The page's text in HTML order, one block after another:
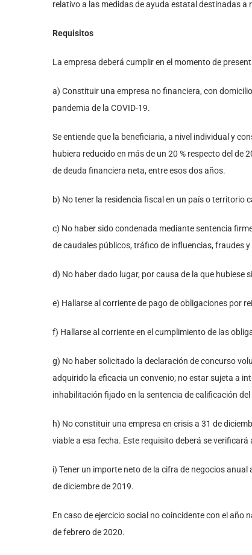
relativo a las medidas de ayuda estatal destinadas a
Requisitos
La empresa deberá cumplir en el momento de
a) Constituir una empresa no financiera, con
pandemia de la COVID-19.
Se entiende que la beneficiaria, a nivel individual y
hubiera reducido en más de un 20 % respecto del
de deuda financiera neta, entre esos dos años.
b) No tener la residencia fiscal en un país o
c) No haber sido condenada mediante sentencia
de caudales públicos, tráfico de influencias, fraudes
d) No haber dado lugar, por causa de la que
e) Hallarse al corriente de pago de obligaciones por
f) Hallarse al corriente en el cumplimiento de las
g) No haber solicitado la declaración de concurso
adquirido la eficacia un convenio; no estar sujeta a
inhabilitación fijado en la sentencia de calificación
h) No constituir una empresa en crisis a 31 de
viable a esa fecha. Este requisito deberá se
i) Tener un importe neto de la cifra de negocios
de diciembre de 2019.
En caso de ejercicio social no coincidente con el año
de febrero de 2020.